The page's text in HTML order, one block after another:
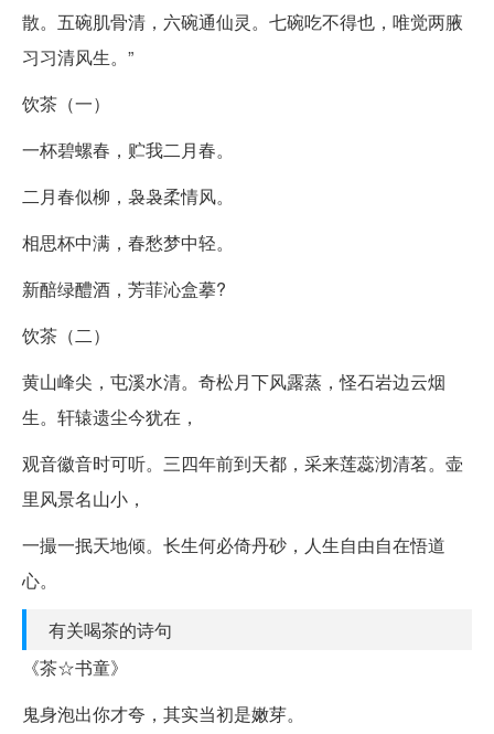
散。五碗肌骨清，六碗通仙灵。七碗吃不得也，唯觉两腋
习习清风生。”
饮茶（一）
一杯碧螺春，贮我二月春。
二月春似柳，袅袅柔情风。
相思杯中满，春愁梦中轻。
新醅绿醴酒，芳菲沁盒摹?
饮茶（二）
黄山峰尖，屯溪水清。奇松月下风露蒸，怪石岩边云烟
生。轩辕遗尘今犹在，
观音徽音时可听。三四年前到天都，采来莲蕊沏清茗。壶
里风景名山小，
一撮一抿天地倾。长生何必倚丹砂，人生自由自在悟道
心。
有关喝茶的诗句
《茶☆书童》
鬼身泡出你才夸，其实当初是嫩芽。